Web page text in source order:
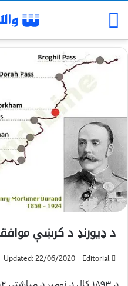
د ډيورنډ د کرښې
Editorial
Updated: 22/06/2020